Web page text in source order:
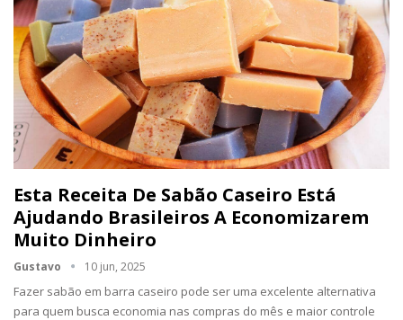
Esta Receita De Sabão Caseiro Está
Ajudando Brasileiros A Economizarem
Muito Dinheiro
Gustavo 10 jun, 2025
Fazer sabão em barra caseiro pode ser uma excelente alternativa
para quem busca economia nas compras do mês e maior controle